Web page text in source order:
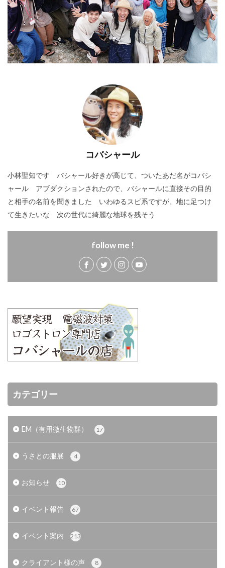
コバシャール
小林聖知です バシャール好きが高じて、ついたあだ名がコバシ
ャール アブダクションされたので、バシャールに直接その目的
と相手の名前を聞きました いわゆるスピ系ですが、地に足つけ
て生きたいな 次の世代に綺麗な地球を残そう
follow me !
カテゴリー
EM（有用微生物群） 17
うさとの服展 4
お知らせ 10
イベント報告 67
イベント案内 213
クライアント様の声 8